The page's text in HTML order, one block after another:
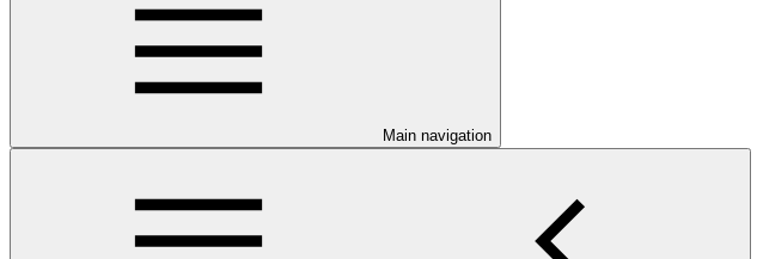
Main navigation